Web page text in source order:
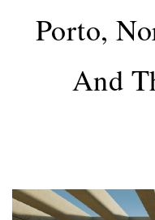
Porto,
And